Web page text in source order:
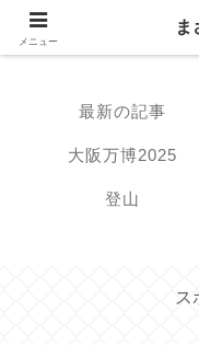
ま
最新の記事
大阪万博2025
登山
ス
メニュー
ま